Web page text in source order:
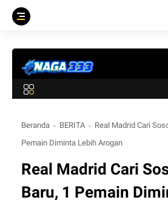
Beranda BERITA
Real Madrid Cari
Pemain Diminta Lebih Arogan
Real Madrid Cari
Baru, 1 Pemain